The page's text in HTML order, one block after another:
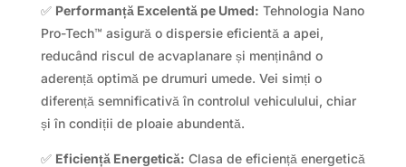
✅ Performanță Excelentă pe Umed: Tehnologia Nano
Pro-Tech™ asigură o dispersie eficientă a apei,
reducând riscul de acvaplanare și menținând o
aderență optimă pe drumuri umede. Vei simți o
diferență semnificativă în controlul vehiculului, chiar
și în condiții de ploaie abundentă.
✅ Eficiență Energetică: Clasa de eficiență energetică